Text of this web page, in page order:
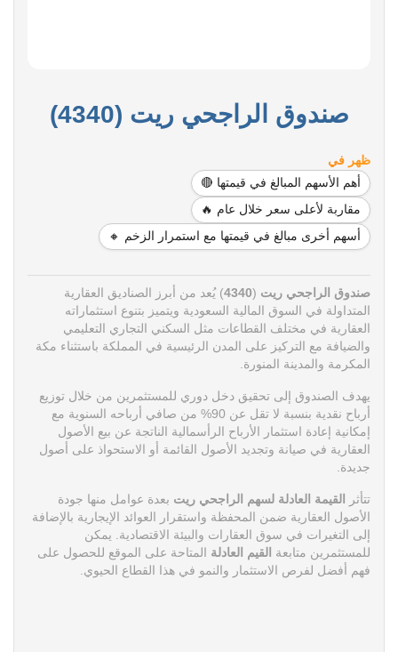
صندوق الراجحي ريت (4340)
ظهر في
أهم الأسهم المبالغ في قيمتها 🔴
مقاربة لأعلى سعر خلال عام 🔥
أسهم أخرى مبالغ في قيمتها مع استمرار الزخم 🔸
صندوق الراجحي ريت (
4340) يُعد من أبرز الصناديق العقارية
المتداولة في السوق المالية السعودية ويتميز بتنوع استثماراته
العقارية في مختلف القطاعات مثل السكني التجاري التعليمي
والضيافة مع التركيز على المدن الرئيسية في المملكة باستثناء مكة
المكرمة والمدينة المنورة.
يهدف الصندوق إلى تحقيق دخل دوري للمستثمرين من خلال توزيع
أرباح نقدية بنسبة لا تقل عن 90% من صافي أرباحه السنوية مع
إمكانية إعادة استثمار الأرباح الرأسمالية الناتجة عن بيع الأصول
العقارية في صيانة وتجديد الأصول القائمة أو الاستحواذ على أصول
جديدة.
تتأثر القيمة العادلة لسهم الراجحي ريت بعدة عوامل منها جودة
الأصول العقارية ضمن المحفظة واستقرار العوائد الإيجارية بالإضافة
إلى التغيرات في سوق العقارات والبيئة الاقتصادية. يمكن
للمستثمرين متابعة القيم العادلة المتاحة على الموقع للحصول على
فهم أفضل لفرص الاستثمار والنمو في هذا القطاع الحيوي.